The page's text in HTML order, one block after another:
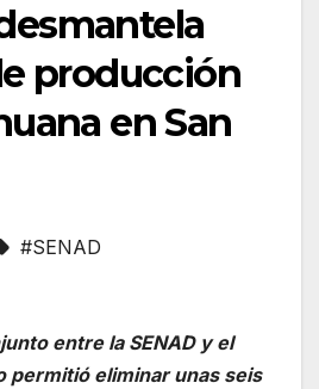
producción
en San
#SENAD
entre la SENAD y el
permitió eliminar unas seis